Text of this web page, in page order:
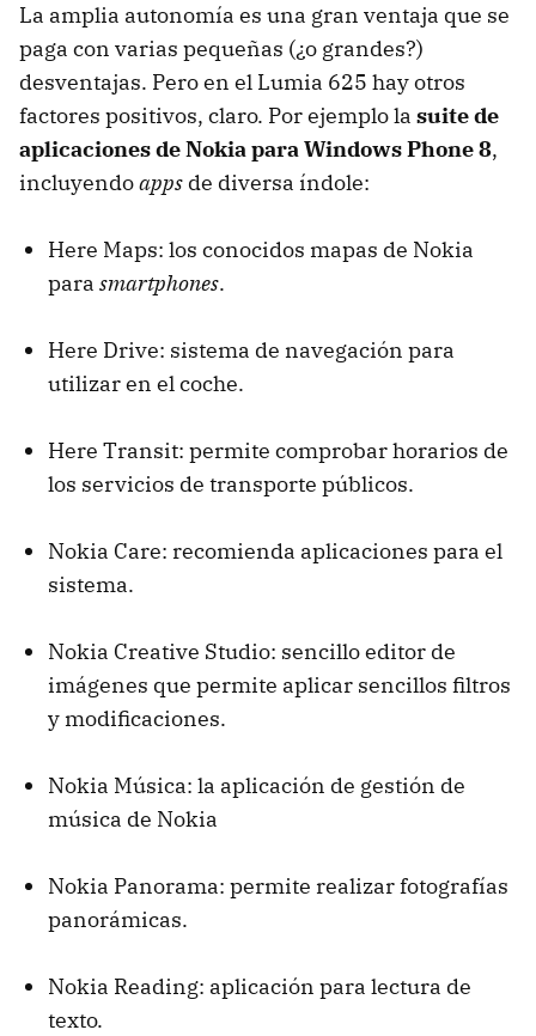
La amplia autonomía es una gran ventaja que se
paga con varias pequeñas (¿o grandes?)
desventajas. Pero en el Lumia 625 hay otros
factores positivos, claro. Por ejemplo la suite de
aplicaciones de Nokia para Windows Phone 8,
incluyendoapps de diversa índole:
Here Maps: los conocidos mapas de Nokia
para smartphones.
Here Drive: sistema de navegación para
utilizar en el coche.
Here Transit: permite comprobar horarios de
los servicios de transporte públicos.
Nokia Care: recomienda aplicaciones para el
sistema.
Nokia Creative Studio: sencillo editor de
imágenes que permite aplicar sencillos filtros
y modificaciones.
Nokia Música: la aplicación de gestión de
música de Nokia
Nokia Panorama: permite realizar fotografías
panorámicas.
Nokia Reading: aplicación para lectura de
texto.